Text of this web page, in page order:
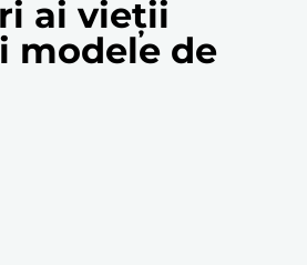
ai vieții
modele de